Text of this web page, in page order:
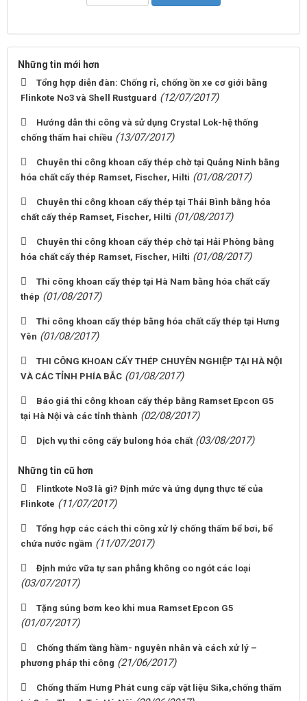
Những tin mới hơn
Tổng hợp diễn đàn: Chống rỉ, chống ồn xe cơ giới bằng
Flinkote No3 và Shell Rustguard (12/07/2017)
Hướng dẫn thi công và sử dụng Crystal Lok-hệ thống
chống thấm hai chiều (13/07/2017)
Chuyên thi công khoan cấy thép chờ tại Quảng Ninh bằng
hóa chất cấy thép Ramset, Fischer, Hilti (01/08/2017)
Chuyên thi công khoan cấy thép tại Thái Bình bằng hóa
chất cấy thép Ramset, Fischer, Hilti (01/08/2017)
Chuyên thi công khoan cấy thép chờ tại Hải Phòng bằng
hóa chất cấy thép Ramset, Fischer, Hilti (01/08/2017)
Thi công khoan cấy thép tại Hà Nam bằng hóa chất cấy
thép (01/08/2017)
Thi công khoan cấy thép bằng hóa chất cấy thép tại Hưng
Yên (01/08/2017)
THI CÔNG KHOAN CẤY THÉP CHUYÊN NGHIỆP TẠI HÀ NỘI
VÀ CÁC TỈNH PHÍA BẮC (01/08/2017)
Báo giá thi công khoan cấy thép bằng Ramset Epcon G5
tại Hà Nội và các tỉnh thành (02/08/2017)
Dịch vụ thi công cấy bulong hóa chất (03/08/2017)
Những tin cũ hơn
Flintkote No3 là gì? Định mức và ứng dụng thực tế của
Flinkote (11/07/2017)
Tổng hợp các cách thi công xử lý chống thấm bể bơi, bể
chứa nước ngầm (11/07/2017)
Định mức vữa tự san phẳng không co ngót các loại
(03/07/2017)
Tặng súng bơm keo khi mua Ramset Epcon G5
(01/07/2017)
Chống thấm tầng hầm- nguyên nhân và cách xử lý –
phương pháp thi công (21/06/2017)
Chống thấm Hưng Phát cung cấp vật liệu Sika,chống thấm